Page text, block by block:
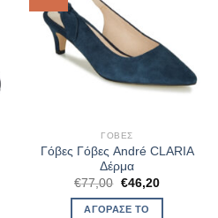
ΓΌΒΕΣ
Γόβες Γόβες André CLARIA
Δέρμα
€77,00 Original
price
was:
€46,20Η
ΑΓΌΡΑΣΈ ΤΟ